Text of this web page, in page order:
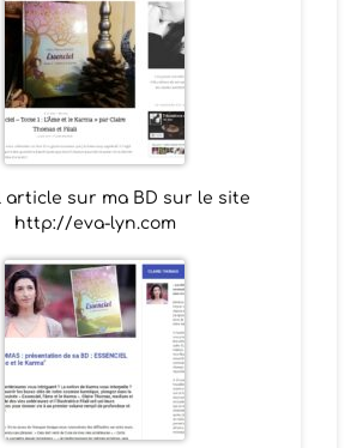
article sur ma BD sur le site
http://eva-lyn.com